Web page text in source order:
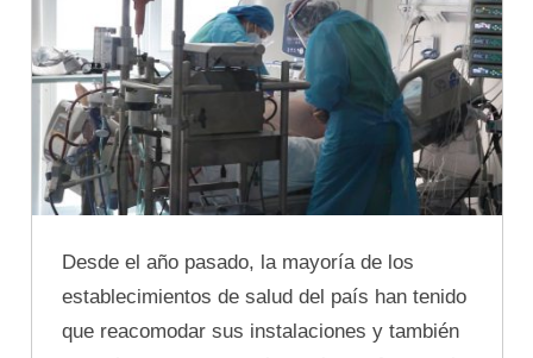
Desde el año pasado, la mayoría de los
establecimientos de salud del país han tenido
que reacomodar sus instalaciones y también